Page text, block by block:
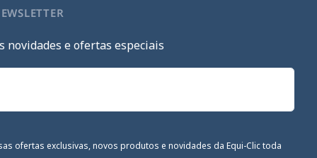
novidades e ofertas especiais
ofertas exclusivas, novos produtos e novidades da Equi-Clic toda